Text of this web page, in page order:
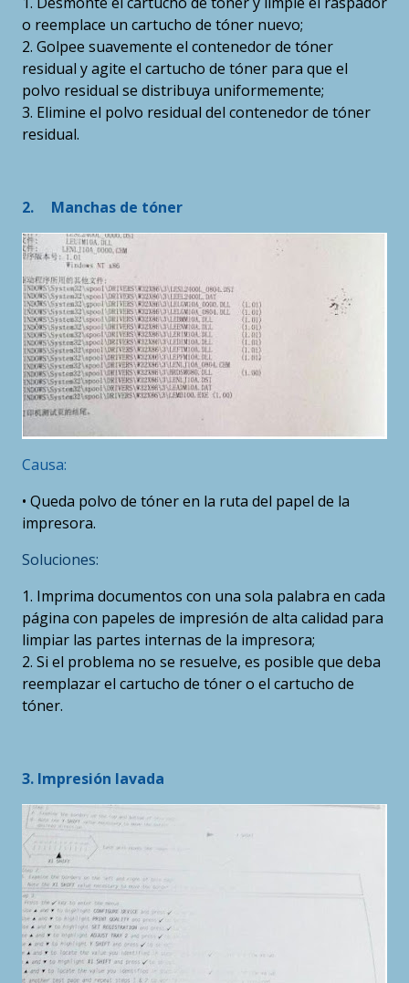
o reemplace un cartucho de tóner nuevo;
2. Golpee suavemente el contenedor de tóner
residual y agite el cartucho de tóner para que el
polvo residual se distribuya uniformemente;
3. Elimine el polvo residual del contenedor de tóner
residual.
2. Manchas de tóner
Causa:
• Queda polvo de tóner en la ruta del papel de la
impresora.
Soluciones:
1. Imprima documentos con una sola palabra en cada
página con papeles de impresión de alta calidad para
limpiar las partes internas de la impresora;
2. Si el problema no se resuelve, es posible que deba
reemplazar el cartucho de tóner o el cartucho de
tóner.
3. Impresión lavada